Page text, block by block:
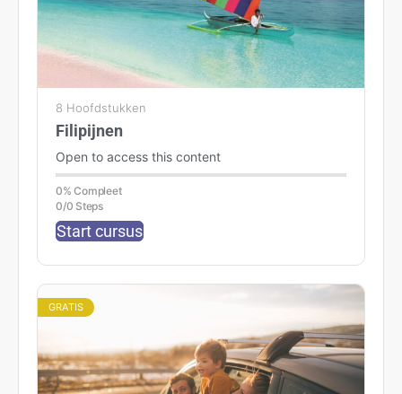
8 Hoofdstukken
Filipijnen
Open to access this content
0% Compleet
0/0 Steps
Start cursus
GRATIS